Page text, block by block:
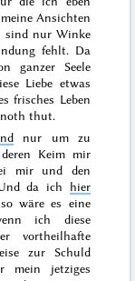
Ansichten
sind nur Winke
fehlt. Da
ganzer Seele
Liebe etwas
frisches Leben
noth thut.
nur um zu
Keim mir
mir und den
da ich hier
wäre es eine
ich diese
vortheilhafte
zur Schuld
mein jetziges